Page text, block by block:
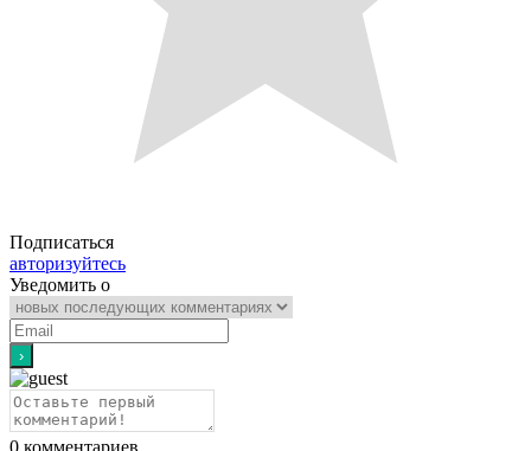
Подписаться
авторизуйтесь
Уведомить о
0 комментариев